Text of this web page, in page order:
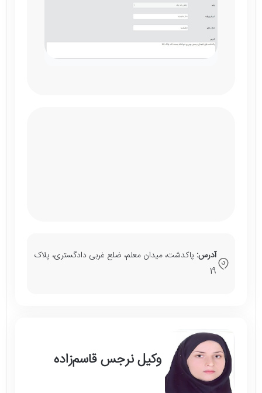
آدرس: پاکدشت، میدان معلم، ضلع غربی دادگستری، پلاک
19
وکیل نرجس قاسم‌زاده